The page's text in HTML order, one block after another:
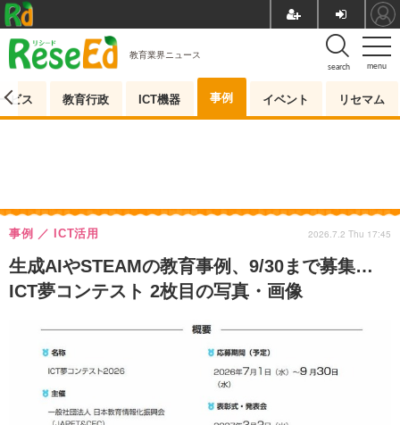
menu
search
教育業界ニュース
ビス 教育行政 ICT機器 事例 イベント リセマム
生成AIやSTEAMの教育事例、9/30まで募集…
ICT夢コンテスト 2枚目の写真・画像
事例 ICT活用 2026.7.2 Thu 17:45